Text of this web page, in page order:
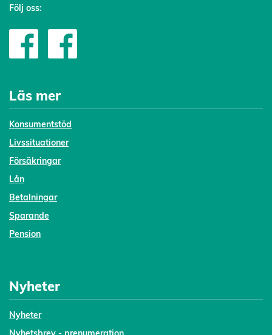
Följ oss:
Läs mer
Konsumentstöd
Livssituationer
Försäkringar
Lån
Betalningar
Sparande
Pension
Nyheter
Nyheter